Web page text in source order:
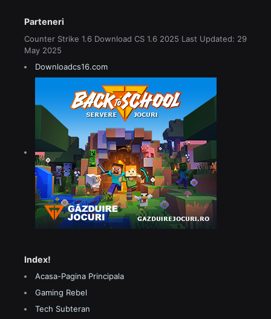
Parteneri
Counter Strike 1.6 Download CS 1.6 2025 Last Updated: 29
May 2025
Downloadcs16.com
Index!
Acasa-Pagina Principala
Gaming Rebel
Tech Subteran